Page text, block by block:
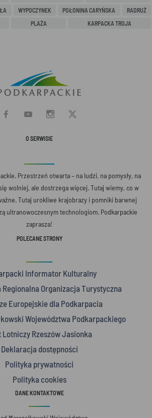
WYPOCZYNEK POŁONINA CARYŃSKA
RADRUŻ
PLAŻA KARPACKA TROJA
O SERWISIE
Przestrzeń otwarta – na ludzi, na pomysły, na
wolniej, ale dostrzega więcej. Tutaj wiemy, co w
Tutaj urokliwe krajobrazy i pomniki barwnej
ultranowoczesnym technologiom. Podkarpackie
zaprasza!
POLECANE STRONY
Informator Kulturalny
Organizacja Turystyczna
Europejskie dla Podkarpacia
Województwa Podkarpackiego
Lotniczy Rzeszów Jasionka
Deklaracja dostępności
Polityka prywatności
Polityka cookies
DANE KONTAKTOWE